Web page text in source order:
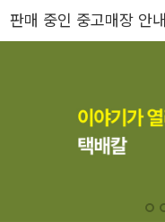
판매 중인 중고매장 안내